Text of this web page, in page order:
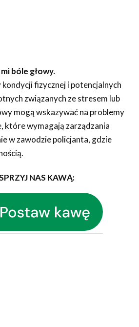
bóle głowy.
fizycznej i potencjalnych
związanych ze stresem lub
mogą wskazywać na problemy
które wymagają zarządzania
w zawodzie policjanta, gdzie
NAS KAWĄ: